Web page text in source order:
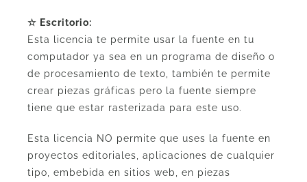
☆ Escritorio:
Esta licencia te permite usar la fuente en tu
computador ya sea en un programa de diseño o
de procesamiento de texto, también te permite
crear piezas gráficas pero la fuente siempre
tiene que estar rasterizada para este uso.
Esta licencia NO permite que uses la fuente en
proyectos editoriales, aplicaciones de cualquier
tipo, embebida en sitios web, en piezas